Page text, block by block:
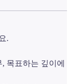
.
목표하는 깊이에